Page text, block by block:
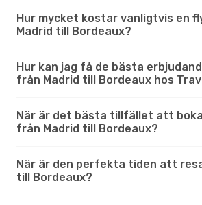
Hur mycket kostar vanligtvis en
Madrid till Bordeaux?
Hur kan jag få de bästa
från Madrid till Bordeaux hos
När är det bästa tillfället att
från Madrid till Bordeaux?
När är den perfekta tiden att
till Bordeaux?